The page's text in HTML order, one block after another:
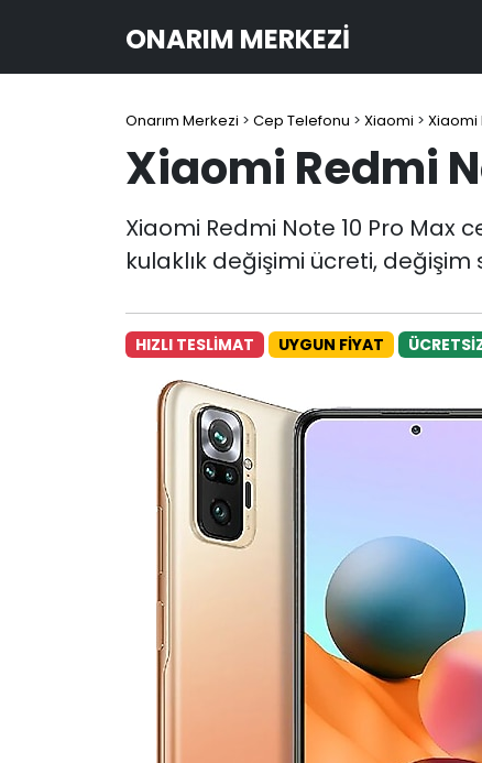
ONARIM MERKEZI
Onarım Merkezi > Cep Telefonu > Xiaomi > Xiaomi
Xiaomi Redmi
Xiaomi Redmi Note 10 Pro Max
kulaklık değişimi ücreti,
HIZLI TESLİMAT UYGUN FİYAT